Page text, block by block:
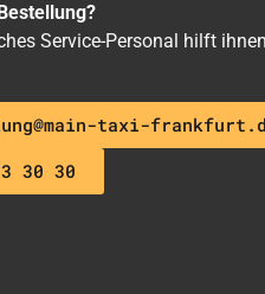
Service-Personal hilft
taxi-
30 30